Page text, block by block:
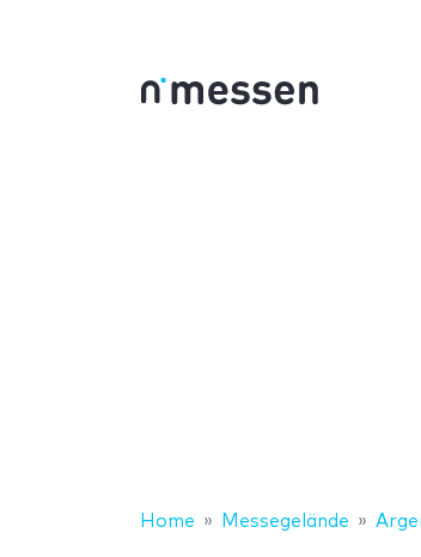
Home Messegelände